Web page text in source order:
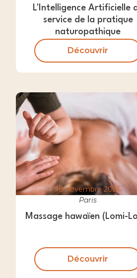
L'Intelligence Artificielle
service de la pratique
naturopathique
Découvrir
18 novembre 2026
Paris
Massage hawaïen (Lomi-
Découvrir